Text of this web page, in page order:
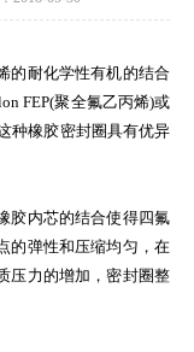
的耐化学性有机的结合
FEP(聚全氟乙丙烯)或
种橡胶密封圈具有优异
胶内芯的结合使得四氟
的弹性和压缩均匀，在
压力的增加，密封圈整